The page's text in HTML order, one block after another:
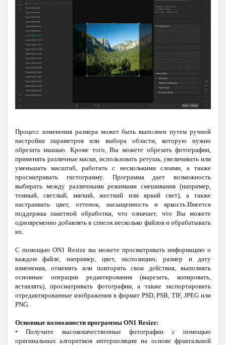
Процесс изменения размера может быть выполнен путем ручной
настройки параметров или выбора области, которую нужно
обрезать мышью. Кроме того, Вы можете обрезать фотографии,
применять различные маски, использовать ретушь, увеличивать или
уменьшать масштаб, работать с несколькими слоями, а также
просматривать гистограмму. Программа дает возможность
выбирать между различными режимами смешивания (например,
темный, светлый, мягкий, жесткий или яркий свет), а также
настраивать цвет, оттенок, насыщенность и яркость.Имеется
поддержка пакетной обработки, что означает, что Вы можете
одновременно добавлять в список несколько файлов и обрабатывать
их.
С помощью ON1 Resize вы можете просматривать информацию о
каждом файле, например, цвет, экспозицию, размер и дату
изменения, отменять или повторять свои действия, выполнять
основные операции редактирования (вырезать, копировать,
вставлять), просматривать фотографии, а также экспортировать
отредактированные изображения в формат PSD, PSB, TIF, JPEG или
PNG.
Основные возможности программы ON1 Resize:
• Получите высококачественные фотографии с помощью
оригинальных алгоритмов интерполяции на основе фрактальной